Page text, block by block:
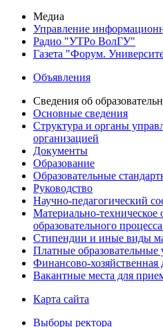
Медиа
Управление
Радио "УТРо ВолГУ"
Газета "Форум.
Объявления
Сведения об
Основные сведения
Структура и органы
организацией
Документы
Образование
Образовательные
Руководство
Научно-педагогический
Материально-техническое
образовательного
Стипендии и иные виды
Платные образовательные
Финансово-хозяйственная
Вакантные места для
Карта сайта
Выборы ректора